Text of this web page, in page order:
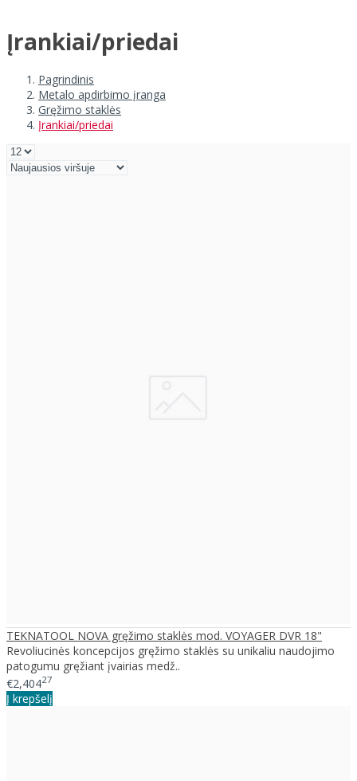
Įrankiai/priedai
Pagrindinis
Metalo apdirbimo įranga
Gręžimo staklės
Įrankiai/priedai
TEKNATOOL NOVA gręžimo staklės mod. VOYAGER DVR 18"
Revoliucinės koncepcijos gręžimo staklės su unikaliu naudojimo
patogumu gręžiant įvairias medž..
€2,40427
Į krepšelį